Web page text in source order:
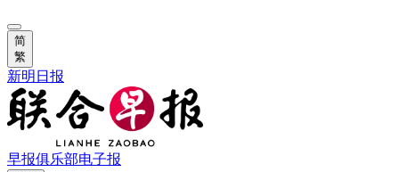
简
繁
新明日报
早报俱乐部电子报